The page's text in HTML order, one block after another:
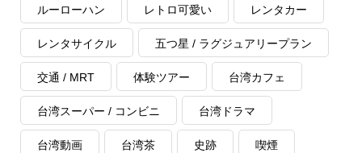
ルーローハン レトロ可愛い レンタカー
レンタサイクル 五つ星 / ラグジュアリープラン
交通 / MRT 体験ツアー 台湾カフェ
台湾スーパー / コンビニ 台湾ドラマ
台湾動画 台湾茶 史跡 喫煙